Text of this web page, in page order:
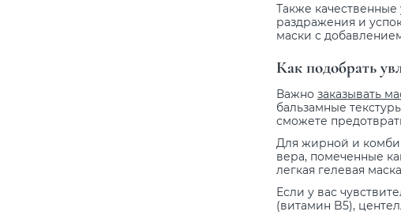
Также
раздражения и
маски с
Как подобрать
Важно заказывать
бальзамные
сможете
Для жирной и
вера, помеченные
легкая гелевая
Если у вас
(витамин B5),